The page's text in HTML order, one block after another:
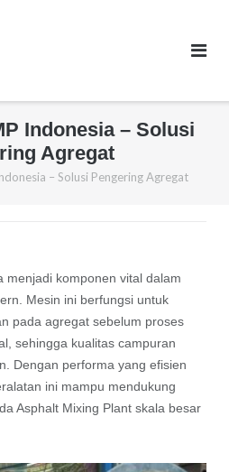
Indonesia – Solusi
Agregat
– Solusi Pengering Agregat
menjadi komponen vital dalam
Mesin ini berfungsi untuk
pada agregat sebelum proses
sehingga kualitas campuran
Dengan performa yang efisien
ini mampu mendukung
Asphalt Mixing Plant skala besar